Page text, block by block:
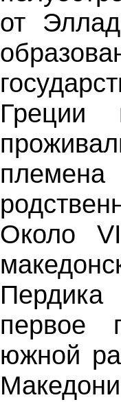
от
Греции
Около
первое
южной